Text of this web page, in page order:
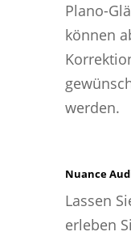
Plano-
können
werden.
Nuance
Lassen
erleben